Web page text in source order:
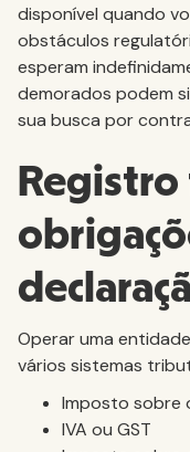
disponível quando
obstáculos
esperam
demorados podem
sua busca por
Registro
Operar uma
vários sistemas
Imposto sobre
IVA ou GST